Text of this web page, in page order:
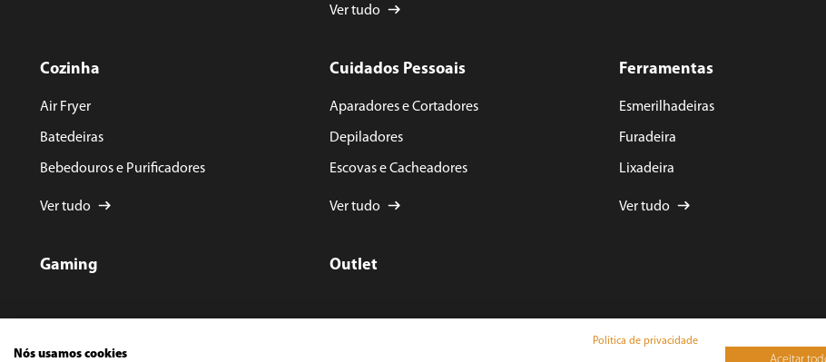
Ver tudo
Cozinha
Air Fryer
Batedeiras
Bebedouros e Purificadores
Ver tudo
Cuidados Pessoais
Aparadores e Cortadores
Depiladores
Escovas e Cacheadores
Ver tudo
Ferramentas
Esmerilhadeiras
Furadeira
Lixadeira
Ver tudo
Gaming Outlet
Política de privacidade
Nós usamos cookies